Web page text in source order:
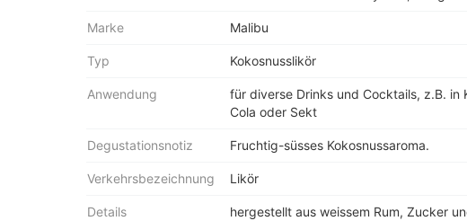
Marke Malibu
Typ Kokosnusslikör
Anwendung
für diverse Drinks und Cocktails, z.B. in
Cola oder Sekt
Degustationsnotiz Fruchtig-süsses Kokosnussaroma.
Verkehrsbezeichnung Likör
Details hergestellt aus weissem Rum, Zucker